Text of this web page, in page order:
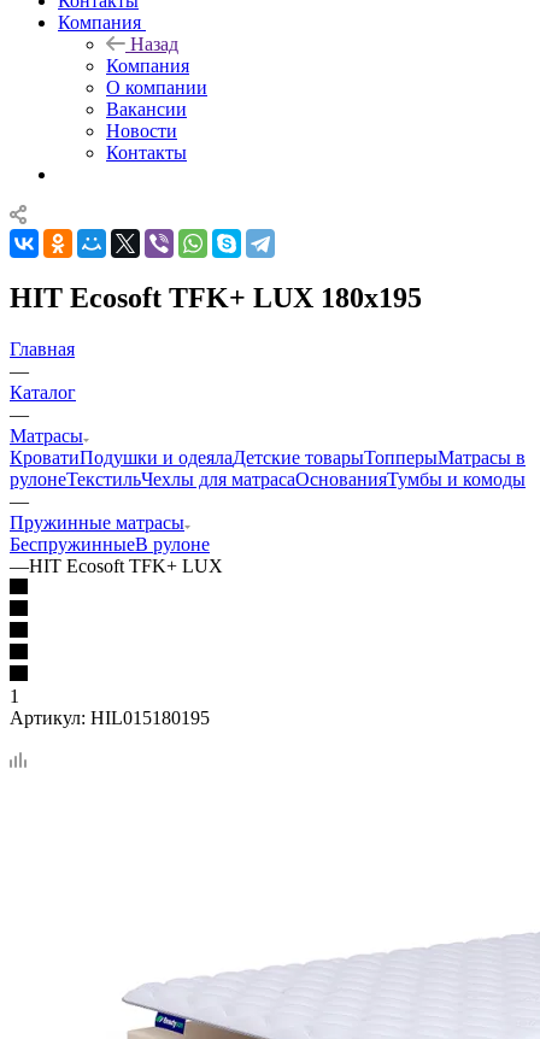
Компания
Назад
Компания
О компании
Вакансии
Новости
Контакты
HIT Ecosoft TFK+ LUX 180x195
Главная
—
Каталог
—
Матрасы
КроватиПодушки и одеялаДетские товарыТопперыМатрасы в
рулонеТекстильЧехлы для матрасаОснованияТумбы и комоды
—
Пружинные матрасы
БеспружинныеВ рулоне
—HIT Ecosoft TFK+ LUX
1
Артикул: HIL015180195